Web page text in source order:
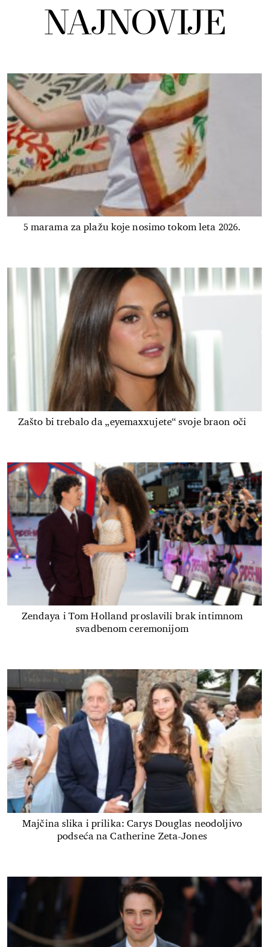
NAJNOVIJE
5 marama za plažu koje nosimo tokom leta 2026.
Zašto bi trebalo da „eyemaxxujete“ svoje braon oči
Zendaya i Tom Holland proslavili brak intimnom
svadbenom ceremonijom
Majčina slika i prilika: Carys Douglas neodoljivo
podseća na Catherine Zeta-Jones